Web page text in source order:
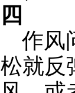
四
作风
松就反